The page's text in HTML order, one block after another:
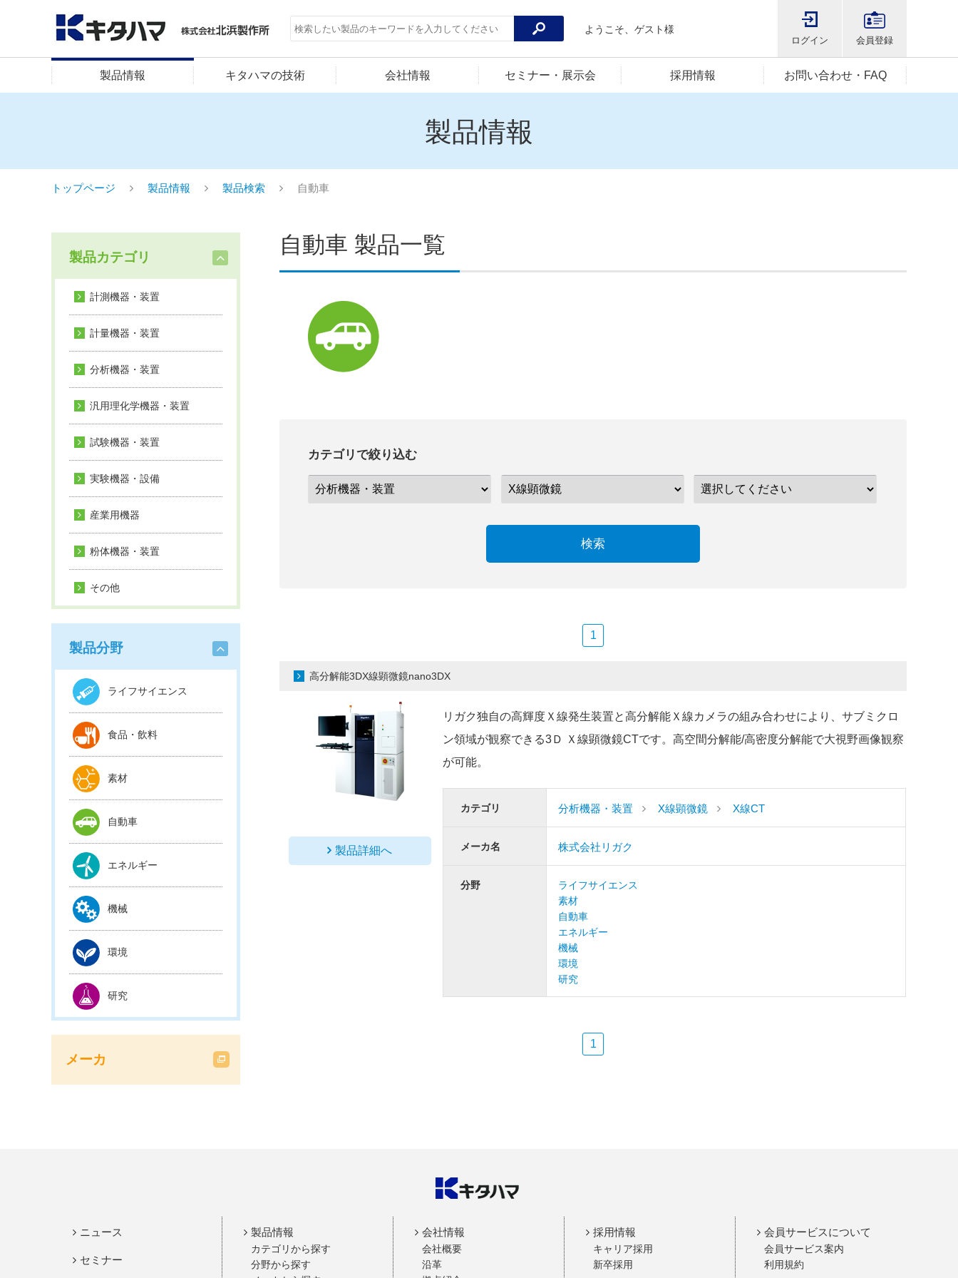
ようこそ、ゲスト様
ログイン 会員登録
製品情報 キタハマの技術 会社情報 セミナー・展示会 採用情報 お問い合わせ・FAQ
製品情報
トップページ 製品情報 製品検索 自動車
製品カテゴリ
計測機器・装置
計量機器・装置
分析機器・装置
汎用理化学機器・装置
試験機器・装置
実験機器・設備
産業用機器
粉体機器・装置
その他
製品分野
ライフサイエンス
食品・飲料
素材
自動車
エネルギー
機械
環境
研究
メーカ
自動車 製品一覧
カテゴリで絞り込む
検索
1
高分解能3DX線顕微鏡nano3DX
製品詳細へ
リガク独自の高輝度Ｘ線発生装置と高分解能Ｘ線カメラの組み合わせにより、サブミクロ
ン領域が観察できる3Ｄ Ｘ線顕微鏡CTです。高空間分解能/高密度分解能で大視野画像観察
が可能。
カテゴリ 分析機器・装置 X線顕微鏡 X線CT
メーカ名 株式会社リガク
分野
ライフサイエンス
素材
自動車
エネルギー
機械
環境
研究
1
ニュース
セミナー
製品情報
カテゴリから探す
分野から探す
会社情報
会社概要
沿革
採用情報
キャリア採用
新卒採用
会員サービスについて
会員サービス案内
利用規約